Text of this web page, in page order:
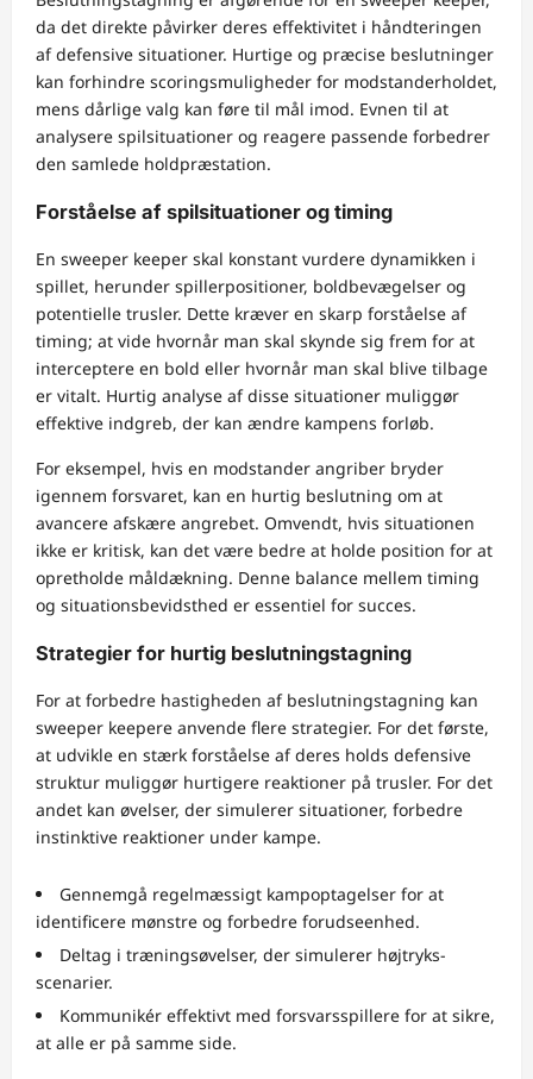
da det direkte påvirker deres effektivitet i håndteringen
af defensive situationer. Hurtige og præcise beslutninger
kan forhindre scoringsmuligheder for modstanderholdet,
mens dårlige valg kan føre til mål imod. Evnen til at
analysere spilsituationer og reagere passende forbedrer
den samlede holdpræstation.
Forståelse af spilsituationer og timing
En sweeper keeper skal konstant vurdere dynamikken i
spillet, herunder spillerpositioner, boldbevægelser og
potentielle trusler. Dette kræver en skarp forståelse af
timing; at vide hvornår man skal skynde sig frem for at
interceptere en bold eller hvornår man skal blive tilbage
er vitalt. Hurtig analyse af disse situationer muliggør
effektive indgreb, der kan ændre kampens forløb.
For eksempel, hvis en modstander angriber bryder
igennem forsvaret, kan en hurtig beslutning om at
avancere afskære angrebet. Omvendt, hvis situationen
ikke er kritisk, kan det være bedre at holde position for at
opretholde måldækning. Denne balance mellem timing
og situationsbevidsthed er essentiel for succes.
Strategier for hurtig beslutningstagning
For at forbedre hastigheden af beslutningstagning kan
sweeper keepere anvende flere strategier. For det første,
at udvikle en stærk forståelse af deres holds defensive
struktur muliggør hurtigere reaktioner på trusler. For det
andet kan øvelser, der simulerer situationer, forbedre
instinktive reaktioner under kampe.
Gennemgå regelmæssigt kampoptagelser for at
identificere mønstre og forbedre forudseenhed.
Deltag i træningsøvelser, der simulerer højtryks-
scenarier.
Kommunikér effektivt med forsvarsspillere for at sikre,
at alle er på samme side.